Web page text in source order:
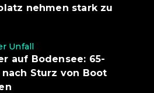
nehmen stark zu
Unfall
auf Bodensee: 65-
Sturz von Boot